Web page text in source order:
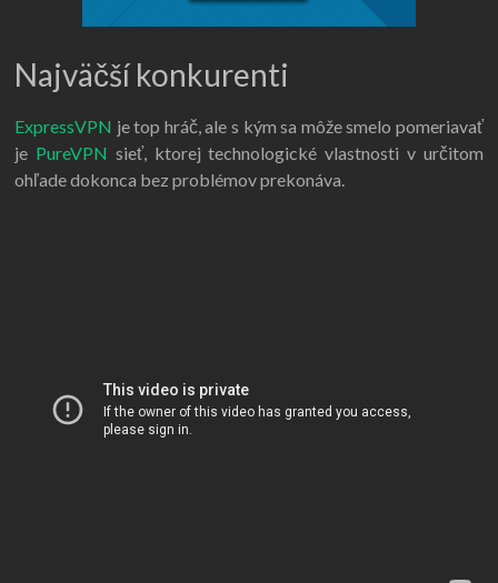
Najväčší konkurenti
ExpressVPN je top hráč, ale s kým sa môže smelo pomeriavať
je PureVPN sieť, ktorej technologické vlastnosti v určitom
ohľade dokonca bez problémov prekonáva.